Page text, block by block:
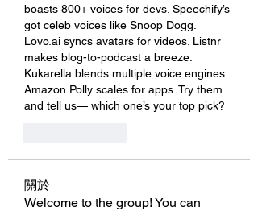
boasts 800+ voices for devs. Speechify’s
got celeb voices like Snoop Dogg.
Lovo.ai syncs avatars for videos. Listnr
makes blog-to-podcast a breeze.
Kukarella blends multiple voice engines.
Amazon Polly scales for apps. Try them
and tell us— which one’s your top pick?
關於
Welcome to the group! You can